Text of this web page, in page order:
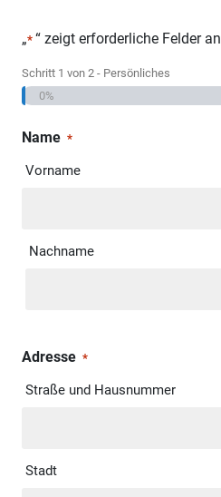
„* “ zeigt erforderliche Felder an
Schritt 1 von 2 - Persönliches
0%
Name *
Vorname
Nachname
Adresse *
Straße und Hausnummer
Stadt